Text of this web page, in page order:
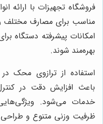
فروشگاه تجهیزات با ارائه
مناسب برای مصارف مختلف را
امکانات پیشرفته دستگاه
بهره‌مند شوند.
استفاده از ترازوی محک
باعث افزایش دقت در
خدمات می‌شود.
ظرفیت وزنی متنوع و طراحی